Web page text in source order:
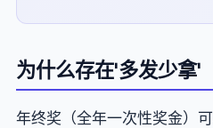
为什么存在'多发少拿'
年终奖（全年一次性奖金）可